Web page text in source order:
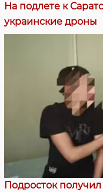
На подлете к
украинские дроны
Подросток